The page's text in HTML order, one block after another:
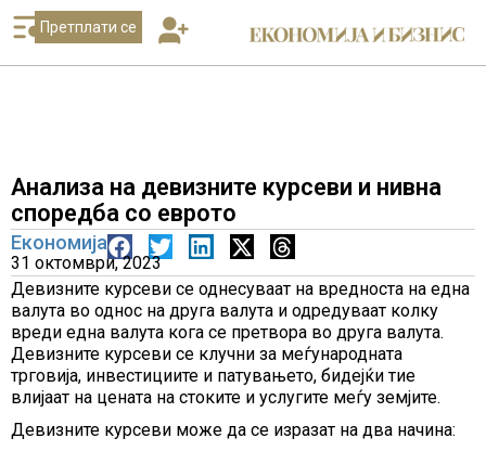
Претплати се
Анализа на девизните курсеви и нивна
споредба со еврото
Економија
31 октомври, 2023
Девизните курсеви се однесуваат на вредноста на една
валута во однос на друга валута и одредуваат колку
вреди една валута кога се претвора во друга валута.
Девизните курсеви се клучни за меѓународната
трговија, инвестициите и патувањето, бидејќи тие
влијаат на цената на стоките и услугите меѓу земјите.
Девизните курсеви може да се изразат на два начина: